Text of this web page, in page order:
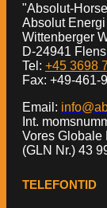
"Absolut-
Absolut Energi
Wittenberger
D-24941
Tel: +45 3698
Fax: +49-461-
Email:
Int.
Vores Globale
(GLN Nr.) 43
TELEFONTID